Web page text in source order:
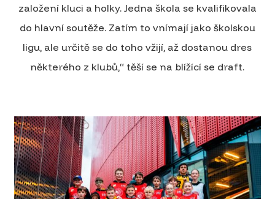
založení kluci a holky. Jedna škola se kvalifikovala
do hlavní soutěže. Zatím to vnímají jako školskou
ligu, ale určitě se do toho vžijí, až dostanou dres
některého z klubů,“ těší se na blížící se draft.